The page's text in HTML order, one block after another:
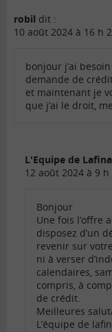
robil dit :
10 août 2024 à 16 h
bonjour j’ai
demande de
et maintenant je
que j’ai le droit,
L'Equipe de
12 août 2024 à 9
Bonjour
Une fois l’offre
disposez d’un
revenir sur
ni à verser
calendaires,
compris, à
de crédit.
Meilleures
L’équipe de